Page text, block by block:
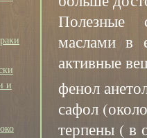
и
Полезные
маслами в
активные
фенол
сафол
терпены ( в